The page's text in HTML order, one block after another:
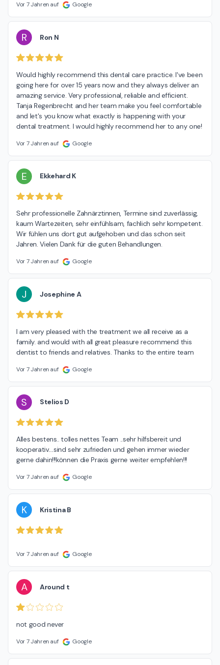
Vor 7 Jahren auf Google
R Ron N
Would highly recommend this dental care practice. I've been
going here for over 15 years now and they always deliver an
amazing service. Very professional, reliable and efficient.
Tanja Regenbrecht and her team make you feel comfortable
and let's you know what exactly is happening with your
dental treatment. I would highly recommend her to any one!
Vor 7 Jahren auf Google
E Ekkehard K
Sehr professionelle Zahnärztinnen, Termine sind zuverlässig,
kaum Wartezeiten, sehr einfühlsam, fachlich sehr kompetent.
Wir fühlen uns dort gut aufgehoben und das schon seit
Jahren. Vielen Dank für die guten Behandlungen.
Vor 7 Jahren auf Google
J Josephine A
I am very pleased with the treatment we all receive as a
family. and would with all great pleasure recommend this
dentist to friends and relatives. Thanks to the entire team
Vor 7 Jahren auf Google
S Stelios D
Alles bestens.. tolles nettes Team ..sehr hilfsbereit und
kooperativ....sind sehr zufrieden und gehen immer wieder
gerne dahin!!!können die Praxis gerne weiter empfehlen!!!
Vor 7 Jahren auf Google
K Kristina B
Vor 7 Jahren auf Google
A Around t
not good never
Vor 7 Jahren auf Google